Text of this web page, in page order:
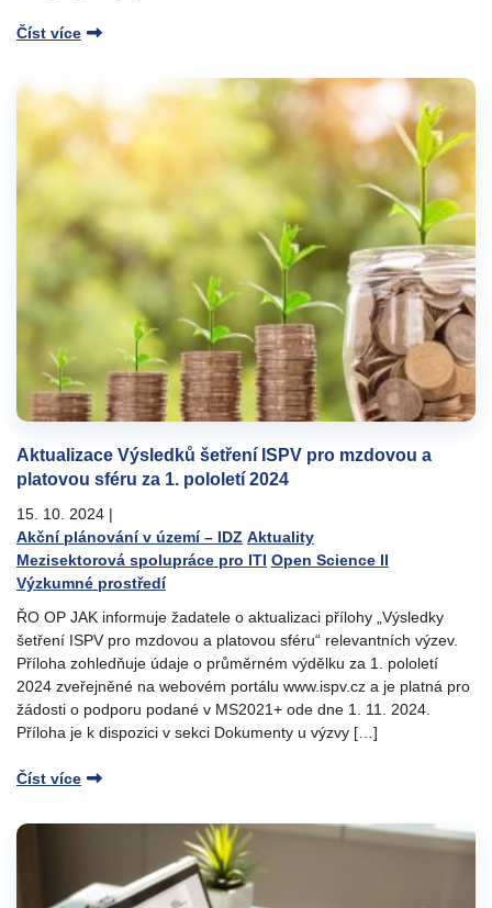
Číst více
Aktualizace Výsledků šetření ISPV pro mzdovou a
platovou sféru za 1. pololetí 2024
15. 10. 2024 |
Akční plánování v území – IDZ Aktuality
Mezisektorová spolupráce pro ITI Open Science II
Výzkumné prostředí
ŘO OP JAK informuje žadatele o aktualizaci přílohy „Výsledky
šetření ISPV pro mzdovou a platovou sféru“ relevantních výzev.
Příloha zohledňuje údaje o průměrném výdělku za 1. pololetí
2024 zveřejněné na webovém portálu www.ispv.cz a je platná pro
žádosti o podporu podané v MS2021+ ode dne 1. 11. 2024.
Příloha je k dispozici v sekci Dokumenty u výzvy […]
Číst více